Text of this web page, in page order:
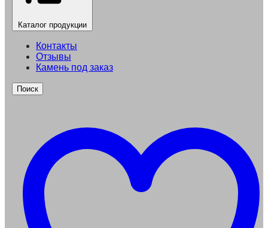
Каталог продукции
Контакты
Отзывы
Камень под заказ
Поиск